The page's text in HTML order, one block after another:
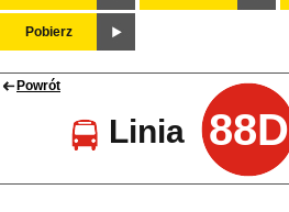
Pobierz
Powrót
Linia 88D